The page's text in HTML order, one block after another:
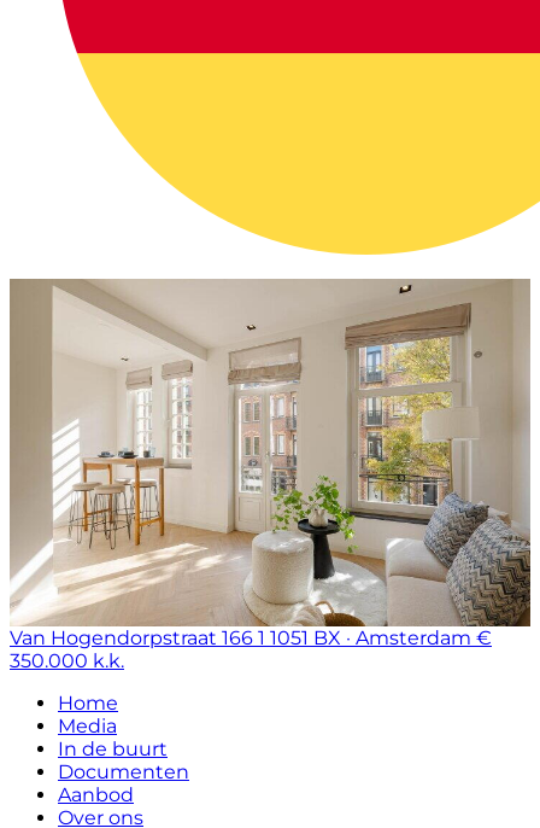
Van Hogendorpstraat 166 1 1051 BX · Amsterdam €
350.000 k.k.
Home
Media
In de buurt
Documenten
Aanbod
Over ons